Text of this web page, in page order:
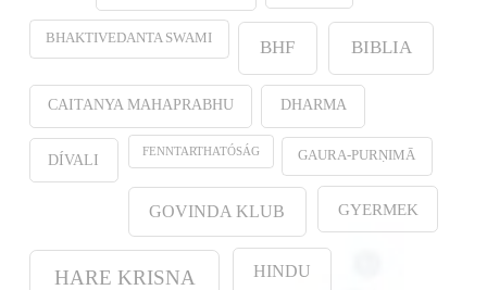
BHAKTIVEDANTA SWAMI BHF BIBLIA
CAITANYA MAHAPRABHU DHARMA
DÍVALI FENNTARTHATÓSÁG GAURA-PURṆIMĀ
GOVINDA KLUB GYERMEK
HARE KRISNA HINDU